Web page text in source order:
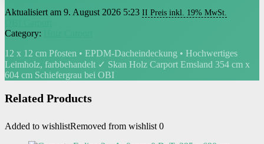
Aktualisiert am 9. August 2026 5:23 II Preis inkl. 19% MwSt.
Category:
12 x 12 cm Pfosten • EPDM-Dacheindeckung • Hochwertiges
Leimholz, farbbehandelt ✓ Skan Holz Carport Emsland 354 cm x
604 cm Schiefergrau bei OBI
Related Products
Added to wishlistRemoved from wishlist 0